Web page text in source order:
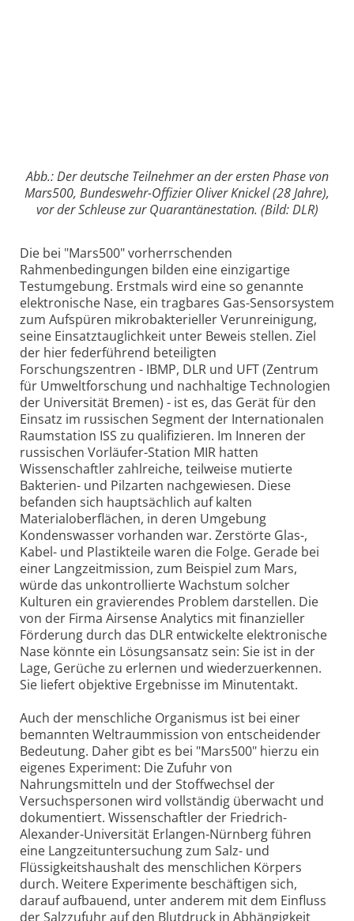
Abb.: Der deutsche Teilnehmer an der ersten Phase von
Mars500, Bundeswehr-Offizier Oliver Knickel (28 Jahre),
vor der Schleuse zur Quarantänestation. (Bild: DLR)
Die bei "Mars500" vorherrschenden
Rahmenbedingungen bilden eine einzigartige
Testumgebung. Erstmals wird eine so genannte
elektronische Nase, ein tragbares Gas-Sensorsystem
zum Aufspüren mikrobakterieller Verunreinigung,
seine Einsatztauglichkeit unter Beweis stellen. Ziel
der hier federführend beteiligten
Forschungszentren - IBMP, DLR und UFT (Zentrum
für Umweltforschung und nachhaltige Technologien
der Universität Bremen) - ist es, das Gerät für den
Einsatz im russischen Segment der Internationalen
Raumstation ISS zu qualifizieren. Im Inneren der
russischen Vorläufer-Station MIR hatten
Wissenschaftler zahlreiche, teilweise mutierte
Bakterien- und Pilzarten nachgewiesen. Diese
befanden sich hauptsächlich auf kalten
Materialoberflächen, in deren Umgebung
Kondenswasser vorhanden war. Zerstörte Glas-,
Kabel- und Plastikteile waren die Folge. Gerade bei
einer Langzeitmission, zum Beispiel zum Mars,
würde das unkontrollierte Wachstum solcher
Kulturen ein gravierendes Problem darstellen. Die
von der Firma Airsense Analytics mit finanzieller
Förderung durch das DLR entwickelte elektronische
Nase könnte ein Lösungsansatz sein: Sie ist in der
Lage, Gerüche zu erlernen und wiederzuerkennen.
Sie liefert objektive Ergebnisse im Minutentakt.
Auch der menschliche Organismus ist bei einer
bemannten Weltraummission von entscheidender
Bedeutung. Daher gibt es bei "Mars500" hierzu ein
eigenes Experiment: Die Zufuhr von
Nahrungsmitteln und der Stoffwechsel der
Versuchspersonen wird vollständig überwacht und
dokumentiert. Wissenschaftler der Friedrich-
Alexander-Universität Erlangen-Nürnberg führen
eine Langzeituntersuchung zum Salz- und
Flüssigkeitshaushalt des menschlichen Körpers
durch. Weitere Experimente beschäftigen sich,
darauf aufbauend, unter anderem mit dem Einfluss
der Salzzufuhr auf den Blutdruck in Abhängigkeit